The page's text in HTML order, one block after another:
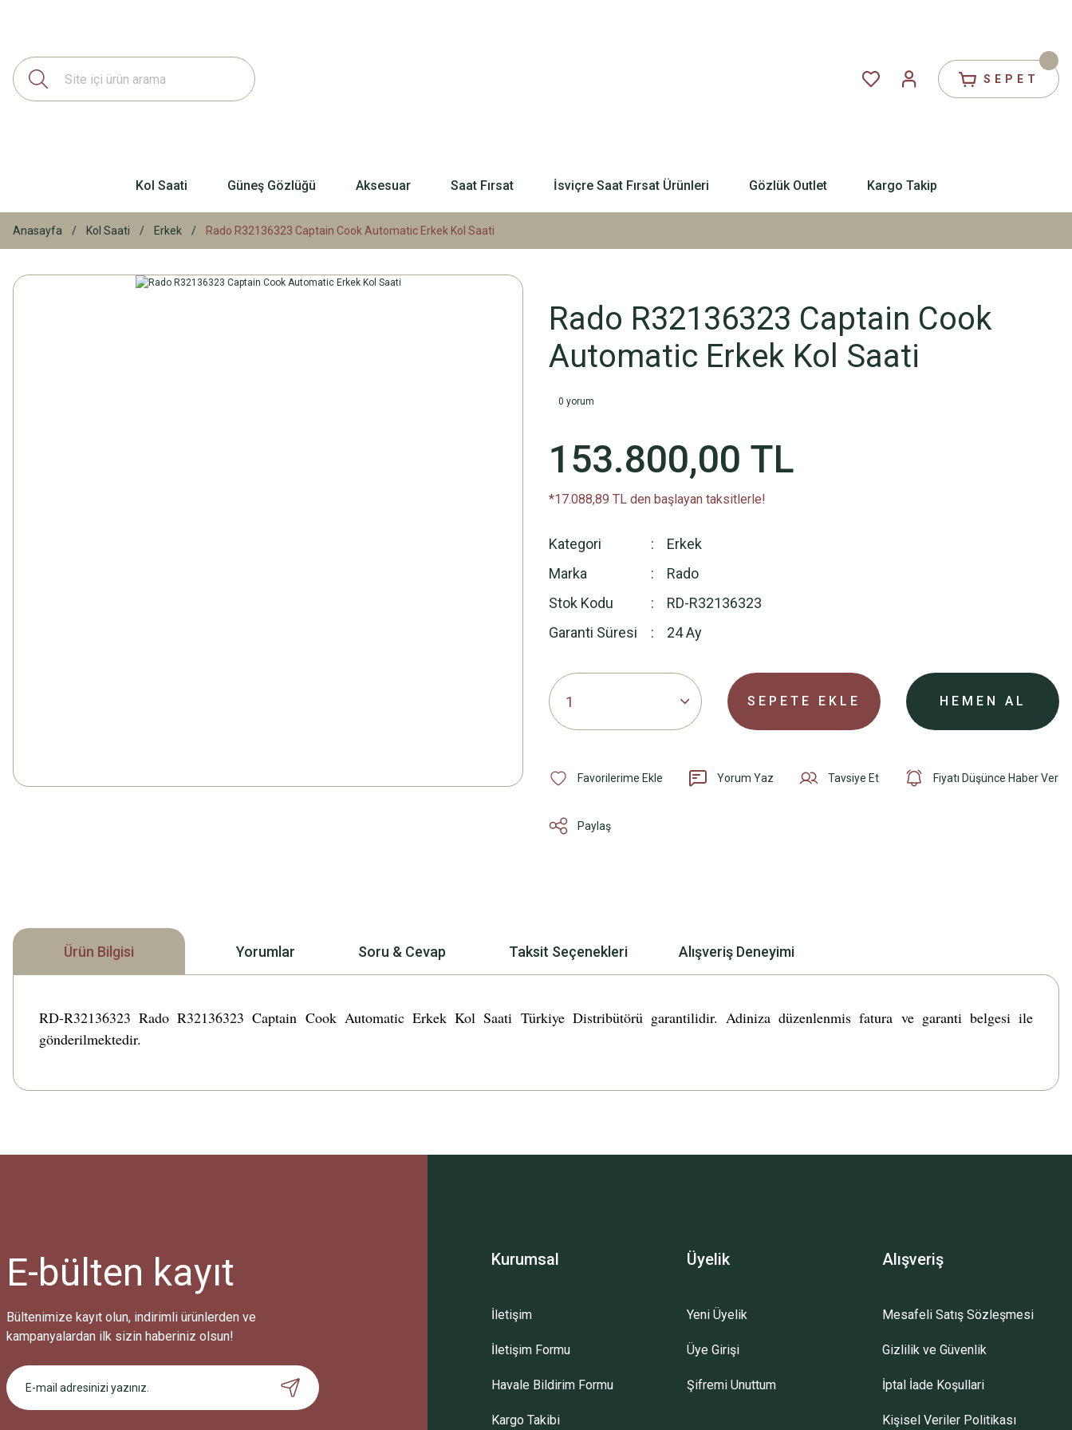
SEPET
Kol Saati Güneş Gözlüğü Aksesuar Saat Fırsat İsviçre Saat Fırsat Ürünleri Gözlük Outlet Kargo Takip
Anasayfa Kol Saati Erkek Rado R32136323 Captain Cook Automatic Erkek Kol Saati
Rado R32136323 Captain Cook
Automatic Erkek Kol Saati
0 yorum
153.800,00 TL
*17.088,89 TL den başlayan taksitlerle!
Kategori
Erkek
Marka
Rado
Stok Kodu
RD-R32136323
Garanti Süresi
24 Ay
SEPETE EKLE HEMEN AL
Yorum Yaz Tavsiye Et Fiyatı Düşünce Haber Ver
Paylaş
Ürün Bilgisi Yorumlar Soru & Cevap Taksit Seçenekleri Alışveriş Deneyimi
RD-R32136323 Rado R32136323 Captain Cook Automatic Erkek Kol Saati Türkiye Distribütörü garantilidir. Adiniza düzenlenmis fatura ve garanti belgesi ile
gönderilmektedir.
Bu ürüne ilk yorumu siz yapın!
Ürün hakkında henüz soru sorulmamış.
Sitemize ilk yorumu siz yapın!
E-bülten kayıt
Bültenimize kayıt olun, indirimli ürünlerden ve
kampanyalardan ilk sizin haberiniz olsun!
Kurumsal
İletişim
İletişim Formu
Havale Bildirim Formu
Kargo Takibi
Üyelik
Yeni Üyelik
Üye Girişi
Şifremi Unuttum
Alışveriş
Mesafeli Satış Sözleşmesi
Gizlilik ve Güvenlik
İptal İade Koşullari
Kişisel Veriler Politikası